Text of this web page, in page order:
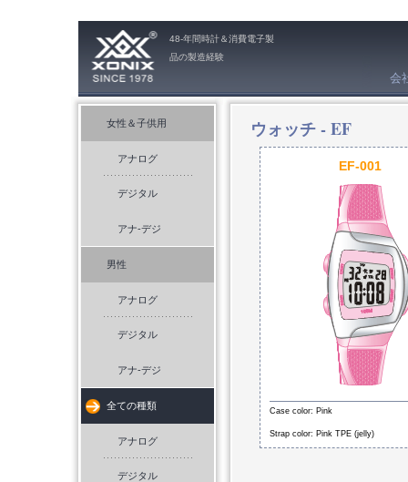
48-年間時計＆消費電子製
品の製造経験
会
女性＆子供用
アナログ
デジタル
アナ-デジ
男性
アナログ
デジタル
アナ-デジ
全ての種類
アナログ
デジタル
ウォッチ - EF
EF-001
Case color: Pink
Strap color: Pink TPE (jelly)